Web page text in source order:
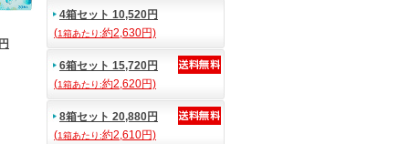
4箱セット 10,520円
(1箱あたり:約2,630円)
6箱セット 15,720円
(1箱あたり:約2,620円)
8箱セット 20,880円
(1箱あたり:約2,610円)